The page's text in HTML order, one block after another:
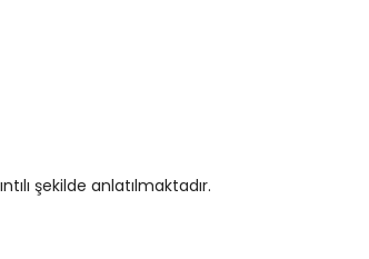
şekilde anlatılmaktadır.